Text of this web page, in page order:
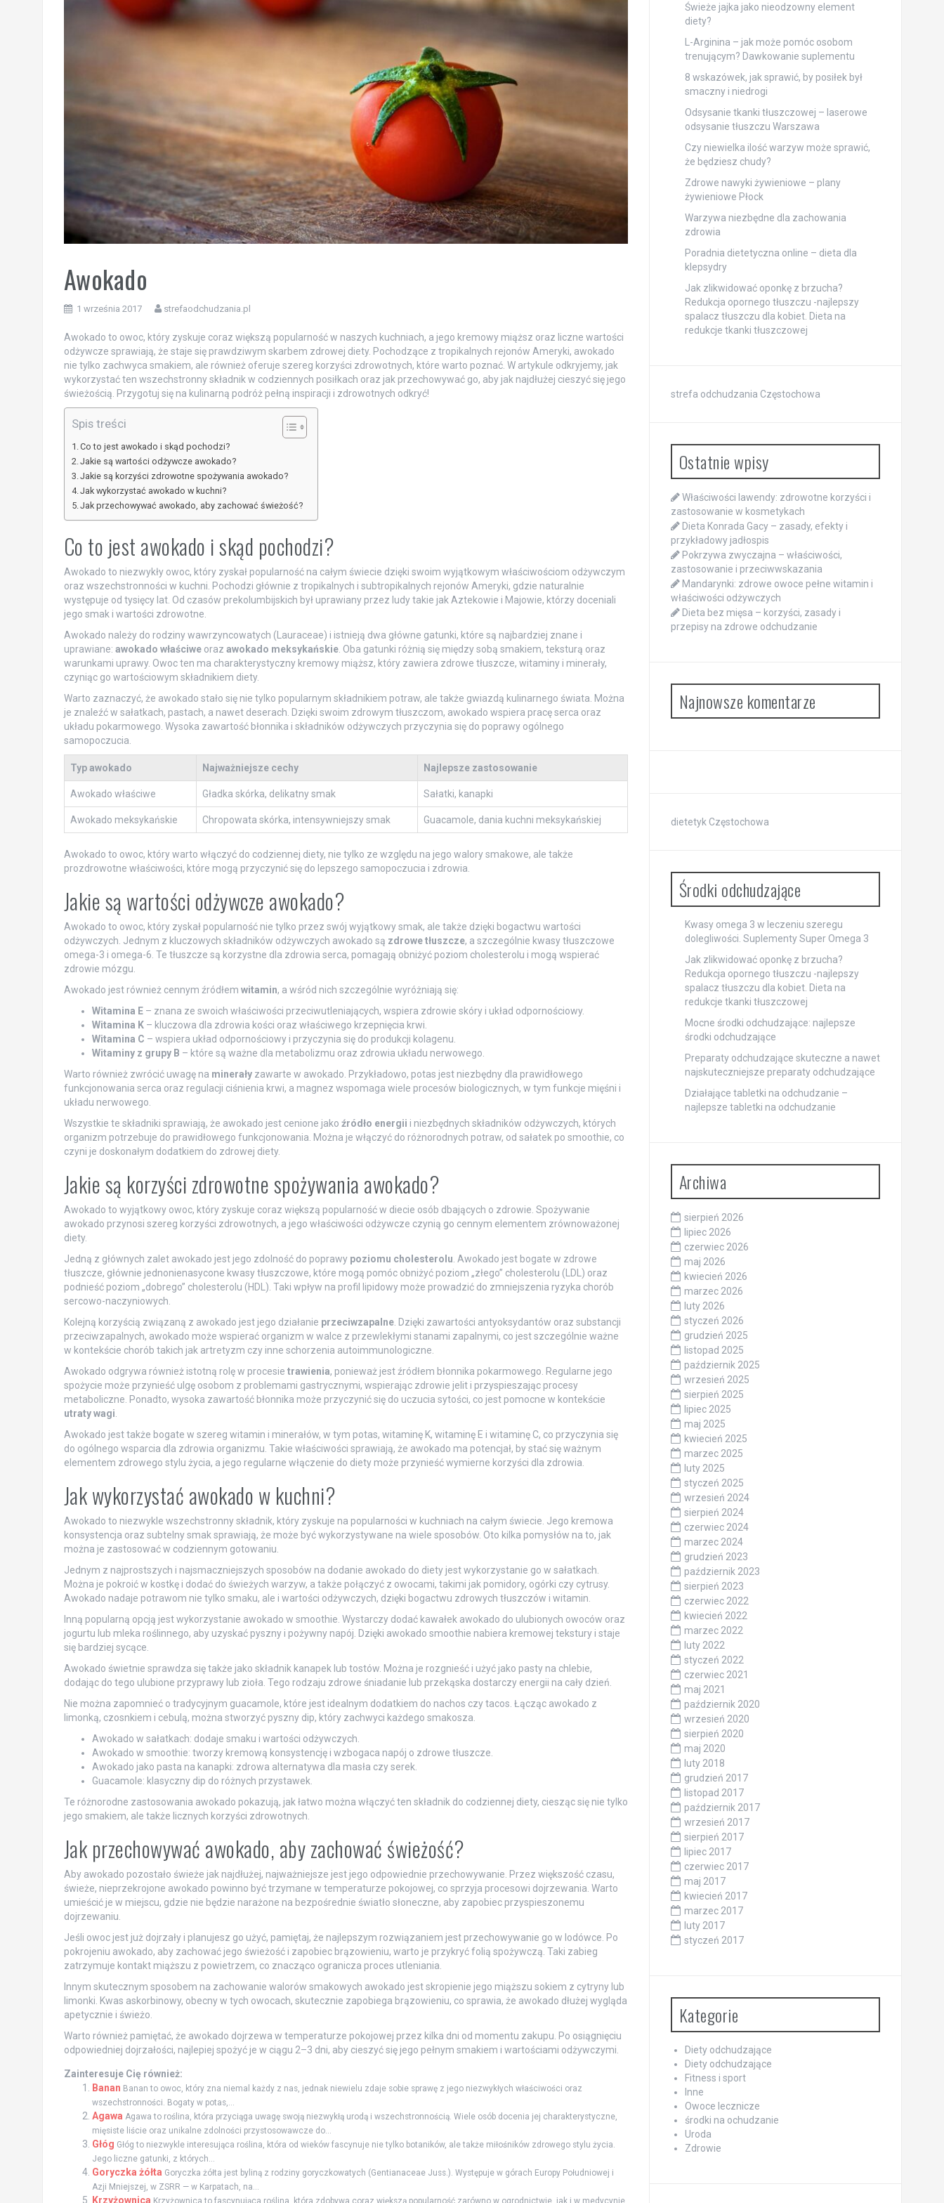
Awokado
1 września 2017 strefaodchudzania.pl
Awokado to owoc, który zyskuje coraz większą popularność w naszych kuchniach, a jego kremowy miąższ oraz liczne wartości
odżywcze sprawiają, że staje się prawdziwym skarbem zdrowej diety. Pochodzące z tropikalnych rejonów Ameryki, awokado
nie tylko zachwyca smakiem, ale również oferuje szereg korzyści zdrowotnych, które warto poznać. W artykule odkryjemy, jak
wykorzystać ten wszechstronny składnik w codziennych posiłkach oraz jak przechowywać go, aby jak najdłużej cieszyć się jego
świeżością. Przygotuj się na kulinarną podróż pełną inspiracji i zdrowotnych odkryć!
Spis treści
Co to jest awokado i skąd pochodzi?
Jakie są wartości odżywcze awokado?
Jakie są korzyści zdrowotne spożywania awokado?
Jak wykorzystać awokado w kuchni?
Jak przechowywać awokado, aby zachować świeżość?
Co to jest awokado i skąd pochodzi?
Awokado to niezwykły owoc, który zyskał popularność na całym świecie dzięki swoim wyjątkowym właściwościom odżywczym
oraz wszechstronności w kuchni. Pochodzi głównie z tropikalnych i subtropikalnych rejonów Ameryki, gdzie naturalnie
występuje od tysięcy lat. Od czasów prekolumbijskich był uprawiany przez ludy takie jak Aztekowie i Majowie, którzy doceniali
jego smak i wartości zdrowotne.
Awokado należy do rodziny wawrzyncowatych (Lauraceae) i istnieją dwa główne gatunki, które są najbardziej znane i
uprawiane: awokado właściweoraz awokado meksykańskie. Oba gatunki różnią się między sobą smakiem, teksturą oraz
warunkami uprawy. Owoc ten ma charakterystyczny kremowy miąższ, który zawiera zdrowe tłuszcze, witaminy i minerały,
czyniąc go wartościowym składnikiem diety.
Warto zaznaczyć, że awokado stało się nie tylko popularnym składnikiem potraw, ale także gwiazdą kulinarnego świata. Można
je znaleźć w sałatkach, pastach, a nawet deserach. Dzięki swoim zdrowym tłuszczom, awokado wspiera pracę serca oraz
układu pokarmowego. Wysoka zawartość błonnika i składników odżywczych przyczynia się do poprawy ogólnego
samopoczucia.
Typ awokado Najważniejsze cechy Najlepsze zastosowanie
Awokado właściwe Gładka skórka, delikatny smak Sałatki, kanapki
Awokado meksykańskie Chropowata skórka, intensywniejszy smak Guacamole, dania kuchni meksykańskiej
Awokado to owoc, który warto włączyć do codziennej diety, nie tylko ze względu na jego walory smakowe, ale także
prozdrowotne właściwości, które mogą przyczynić się do lepszego samopoczucia i zdrowia.
Jakie są wartości odżywcze awokado?
Awokado to owoc, który zyskał popularność nie tylko przez swój wyjątkowy smak, ale także dzięki bogactwu wartości
odżywczych. Jednym z kluczowych składników odżywczych awokado są zdrowe tłuszcze, a szczególnie kwasy tłuszczowe
omega-3 i omega-6. Te tłuszcze są korzystne dla zdrowia serca, pomagają obniżyć poziom cholesterolu i mogą wspierać
zdrowie mózgu.
Awokado jest również cennym źródłem witamin, a wśród nich szczególnie wyróżniają się:
Witamina E– znana ze swoich właściwości przeciwutleniających, wspiera zdrowie skóry i układ odpornościowy.
Witamina K– kluczowa dla zdrowia kości oraz właściwego krzepnięcia krwi.
Witamina C – wspiera układ odpornościowy i przyczynia się do produkcji kolagenu.
Witaminy z grupy B – które są ważne dla metabolizmu oraz zdrowia układu nerwowego.
Warto również zwrócić uwagę na minerałyzawarte w awokado. Przykładowo, potas jest niezbędny dla prawidłowego
funkcjonowania serca oraz regulacji ciśnienia krwi, a magnez wspomaga wiele procesów biologicznych, w tym funkcje mięśni i
układu nerwowego.
Wszystkie te składniki sprawiają, że awokado jest cenione jako źródło energii i niezbędnych składników odżywczych, których
organizm potrzebuje do prawidłowego funkcjonowania. Można je włączyć do różnorodnych potraw, od sałatek po smoothie, co
czyni je doskonałym dodatkiem do zdrowej diety.
Jakie są korzyści zdrowotne spożywania awokado?
Awokado to wyjątkowy owoc, który zyskuje coraz większą popularność w diecie osób dbających o zdrowie. Spożywanie
awokado przynosi szereg korzyści zdrowotnych, a jego właściwości odżywcze czynią go cennym elementem zrównoważonej
diety.
Jedną z głównych zalet awokado jest jego zdolność do poprawy poziomu cholesterolu . Awokado jest bogate w zdrowe
tłuszcze, głównie jednonienasycone kwasy tłuszczowe, które mogą pomóc obniżyć poziom „złego” cholesterolu (LDL) oraz
podnieść poziom „dobrego” cholesterolu (HDL). Taki wpływ na profil lipidowy może prowadzić do zmniejszenia ryzyka chorób
sercowo-naczyniowych.
Kolejną korzyścią związaną z awokado jest jego działanie przeciwzapalne. Dzięki zawartości antyoksydantów oraz substancji
przeciwzapalnych, awokado może wspierać organizm w walce z przewlekłymi stanami zapalnymi, co jest szczególnie ważne
w kontekście chorób takich jak artretyzm czy inne schorzenia autoimmunologiczne.
Awokado odgrywa również istotną rolę w procesie trawienia, ponieważ jest źródłem błonnika pokarmowego. Regularne jego
spożycie może przynieść ulgę osobom z problemami gastrycznymi, wspierając zdrowie jelit i przyspieszając procesy
metaboliczne. Ponadto, wysoka zawartość błonnika może przyczynić się do uczucia sytości, co jest pomocne w kontekście
utraty wagi
Awokado jest także bogate w szereg witamin i minerałów, w tym potas, witaminę K, witaminę E i witaminę C, co przyczynia się
do ogólnego wsparcia dla zdrowia organizmu. Takie właściwości sprawiają, że awokado ma potencjał, by stać się ważnym
elementem zdrowego stylu życia, a jego regularne włączenie do diety może przynieść wymierne korzyści dla zdrowia.
Jak wykorzystać awokado w kuchni?
Awokado to niezwykle wszechstronny składnik, który zyskuje na popularności w kuchniach na całym świecie. Jego kremowa
konsystencja oraz subtelny smak sprawiają, że może być wykorzystywane na wiele sposobów. Oto kilka pomysłów na to, jak
można je zastosować w codziennym gotowaniu.
Jednym z najprostszych i najsmaczniejszych sposobów na dodanie awokado do diety jest wykorzystanie go w sałatkach.
Można je pokroić w kostkę i dodać do świeżych warzyw, a także połączyć z owocami, takimi jak pomidory, ogórki czy cytrusy.
Awokado nadaje potrawom nie tylko smaku, ale i wartości odżywczych, dzięki bogactwu zdrowych tłuszczów i witamin.
Inną popularną opcją jest wykorzystanie awokado w smoothie. Wystarczy dodać kawałek awokado do ulubionych owoców oraz
jogurtu lub mleka roślinnego, aby uzyskać pyszny i pożywny napój. Dzięki awokado smoothie nabiera kremowej tekstury i staje
się bardziej sycące.
Awokado świetnie sprawdza się także jako składnik kanapek lub tostów. Można je rozgnieść i użyć jako pasty na chlebie,
dodając do tego ulubione przyprawy lub zioła. Tego rodzaju zdrowe śniadanie lub przekąska dostarczy energii na cały dzień.
Nie można zapomnieć o tradycyjnym guacamole, które jest idealnym dodatkiem do nachos czy tacos. Łącząc awokado z
limonką, czosnkiem i cebulą, można stworzyć pyszny dip, który zachwyci każdego smakosza.
Awokado w sałatkach: dodaje smaku i wartości odżywczych.
Awokado w smoothie: tworzy kremową konsystencję i wzbogaca napój o zdrowe tłuszcze.
Awokado jako pasta na kanapki: zdrowa alternatywa dla masła czy serek.
Guacamole: klasyczny dip do różnych przystawek.
Te różnorodne zastosowania awokado pokazują, jak łatwo można włączyć ten składnik do codziennej diety, ciesząc się nie tylko
jego smakiem, ale także licznych korzyści zdrowotnych.
Jak przechowywać awokado, aby zachować świeżość?
Aby awokado pozostało świeże jak najdłużej, najważniejsze jest jego odpowiednie przechowywanie. Przez większość czasu,
świeże, nieprzekrojone awokado powinno być trzymane w temperaturze pokojowej, co sprzyja procesowi dojrzewania. Warto
umieścić je w miejscu, gdzie nie będzie narażone na bezpośrednie światło słoneczne, aby zapobiec przyspieszonemu
dojrzewaniu.
Jeśli owoc jest już dojrzały i planujesz go użyć, pamiętaj, że najlepszym rozwiązaniem jest przechowywanie go w lodówce. Po
pokrojeniu awokado, aby zachować jego świeżość i zapobiec brązowieniu, warto je przykryć folią spożywczą. Taki zabieg
zatrzymuje kontakt miąższu z powietrzem, co znacząco ogranicza proces utleniania.
Innym skutecznym sposobem na zachowanie walorów smakowych awokado jest skropienie jego miąższu sokiem z cytryny lub
limonki. Kwas askorbinowy, obecny w tych owocach, skutecznie zapobiega brązowieniu, co sprawia, że awokado dłużej wygląda
apetycznie i świeżo.
Warto również pamiętać, że awokado dojrzewa w temperaturze pokojowej przez kilka dni od momentu zakupu. Po osiągnięciu
odpowiedniej dojrzałości, najlepiej spożyć je w ciągu 2–3 dni, aby cieszyć się jego pełnym smakiem i wartościami odżywczymi.
Zainteresuje Cię również:
Banan Banan to owoc, który zna niemal każdy z nas, jednak niewielu zdaje sobie sprawę z jego niezwykłych właściwości oraz
wszechstronności. Bogaty w potas,...
Agawa Agawa to roślina, która przyciąga uwagę swoją niezwykłą urodą i wszechstronnością. Wiele osób docenia jej charakterystyczne,
mięsiste liście oraz unikalne zdolności przystosowawcze do...
Głóg Głóg to niezwykle interesująca roślina, która od wieków fascynuje nie tylko botaników, ale także miłośników zdrowego stylu życia.
Jego liczne gatunki, z których...
Goryczka żółta Goryczka żółta jest byliną z rodziny goryczkowatych (Gentianaceae Juss.). Występuje w gó­rach Europy Południowej i
Azji Mniejszej, w ZSRR — w Karpatach, na...
Krzyżownica Krzyżownica to fascynująca roślina, która zdobywa coraz większą popularność zarówno w ogrodnictwie, jak i w medycynie.
Świeże jajka jako nieodzowny element
diety?
L-Arginina – jak może pomóc osobom
trenującym? Dawkowanie suplementu
8 wskazówek, jak sprawić, by posiłek był
smaczny i niedrogi
Odsysanie tkanki tłuszczowej – laserowe
odsysanie tłuszczu Warszawa
Czy niewielka ilość warzyw może sprawić,
że będziesz chudy?
Zdrowe nawyki żywieniowe – plany
żywieniowe Płock
Warzywa niezbędne dla zachowania
zdrowia
Poradnia dietetyczna online – dieta dla
klepsydry
Jak zlikwidować oponkę z brzucha?
Redukcja opornego tłuszczu -najlepszy
spalacz tłuszczu dla kobiet. Dieta na
redukcje tkanki tłuszczowej
strefa odchudzania Częstochowa
Ostatnie wpisy
Właściwości lawendy: zdrowotne korzyści i
zastosowanie w kosmetykach
Dieta Konrada Gacy – zasady, efekty i
przykładowy jadłospis
Pokrzywa zwyczajna – właściwości,
zastosowanie i przeciwwskazania
Mandarynki: zdrowe owoce pełne witamin i
właściwości odżywczych
Dieta bez mięsa – korzyści, zasady i
przepisy na zdrowe odchudzanie
Najnowsze komentarze
dietetyk Częstochowa
Środki odchudzające
Kwasy omega 3 w leczeniu szeregu
dolegliwości. Suplementy Super Omega 3
Jak zlikwidować oponkę z brzucha?
Redukcja opornego tłuszczu -najlepszy
spalacz tłuszczu dla kobiet. Dieta na
redukcje tkanki tłuszczowej
Mocne środki odchudzające: najlepsze
środki odchudzające
Preparaty odchudzające skuteczne a nawet
najskuteczniejsze preparaty odchudzające
Działające tabletki na odchudzanie –
najlepsze tabletki na odchudzanie
Archiwa
sierpień 2026
lipiec 2026
czerwiec 2026
maj 2026
kwiecień 2026
marzec 2026
luty 2026
styczeń 2026
grudzień 2025
listopad 2025
październik 2025
wrzesień 2025
sierpień 2025
lipiec 2025
maj 2025
kwiecień 2025
marzec 2025
luty 2025
styczeń 2025
wrzesień 2024
sierpień 2024
czerwiec 2024
marzec 2024
grudzień 2023
październik 2023
sierpień 2023
czerwiec 2022
kwiecień 2022
marzec 2022
luty 2022
styczeń 2022
czerwiec 2021
maj 2021
październik 2020
wrzesień 2020
sierpień 2020
maj 2020
luty 2018
grudzień 2017
listopad 2017
październik 2017
wrzesień 2017
sierpień 2017
lipiec 2017
czerwiec 2017
maj 2017
kwiecień 2017
marzec 2017
luty 2017
styczeń 2017
Kategorie
Diety odchudzające
Diety odchudzające
Fitness i sport
Inne
Owoce lecznicze
środki na ochudzanie
Uroda
Zdrowie